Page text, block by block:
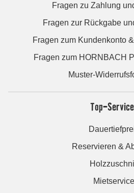
Fragen zu Zahlung
Fragen zur Rückgabe
Fragen zum Kundenkonto
Fragen zum HORNBACH
Muster-
Top-
Reservieren &
Mietservice